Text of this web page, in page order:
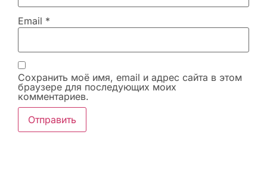
Email *
Сохранить моё имя, email и адрес сайта в этом
браузере для последующих моих
комментариев.